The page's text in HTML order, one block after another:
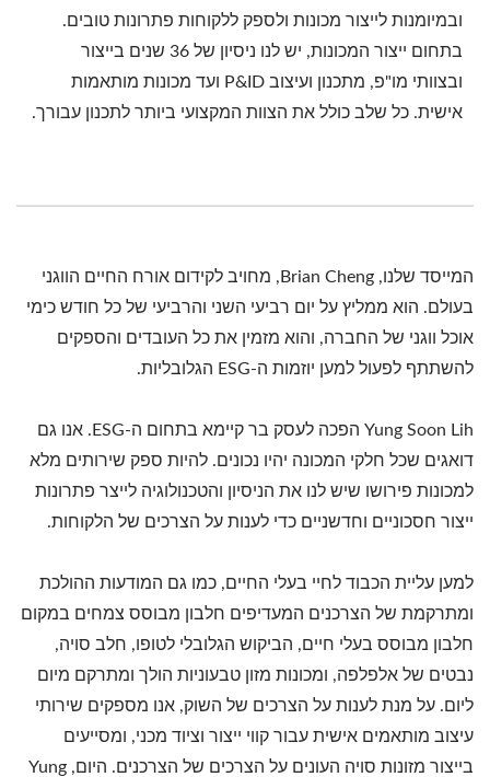
ובמיומנות לייצור מכונות ולספק ללקוחות פתרונות טובים.
בתחום ייצור המכונות, יש לנו ניסיון של 36 שנים בייצור
ובצוותי מו"פ, מתכנון ועיצוב P&ID ועד מכונות מותאמות
אישית. כל שלב כולל את הצוות המקצועי ביותר לתכנון עבורך.
המייסד שלנו, Brian Cheng, מחויב לקידום אורח החיים הווגני
בעולם. הוא ממליץ על יום רביעי השני והרביעי של כל חודש כימי
אוכל ווגני של החברה, והוא מזמין את כל העובדים והספקים
להשתתף לפעול למען יוזמות ה-ESG הגלובליות.
Yung Soon Lih הפכה לעסק בר קיימא בתחום ה-ESG. אנו גם
דואגים שכל חלקי המכונה יהיו נכונים. להיות ספק שירותים מלא
למכונות פירושו שיש לנו את הניסיון והטכנולוגיה לייצר פתרונות
ייצור חסכוניים וחדשניים כדי לענות על הצרכים של הלקוחות.
למען עליית הכבוד לחיי בעלי החיים, כמו גם המודעות ההולכת
ומתרקמת של הצרכנים המעדיפים חלבון מבוסס צמחים במקום
חלבון מבוסס בעלי חיים, הביקוש הגלובלי לטופו, חלב סויה,
נבטים של אלפלפה, ומכונות מזון טבעוניות הולך ומתרקם מיום
ליום. על מנת לענות על הצרכים של השוק, אנו מספקים שירותי
עיצוב מותאמים אישית עבור קווי ייצור וציוד מכני, ומסייעים
בייצור מזונות סויה העונים על הצרכים של הצרכנים. היום, Yung